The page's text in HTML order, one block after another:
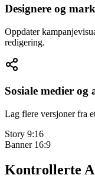
Designere og
Oppdater
redigering.
Sosiale medier og
Lag flere versjoner fra
Story 9:16
Banner 16:9
Kontrollerte